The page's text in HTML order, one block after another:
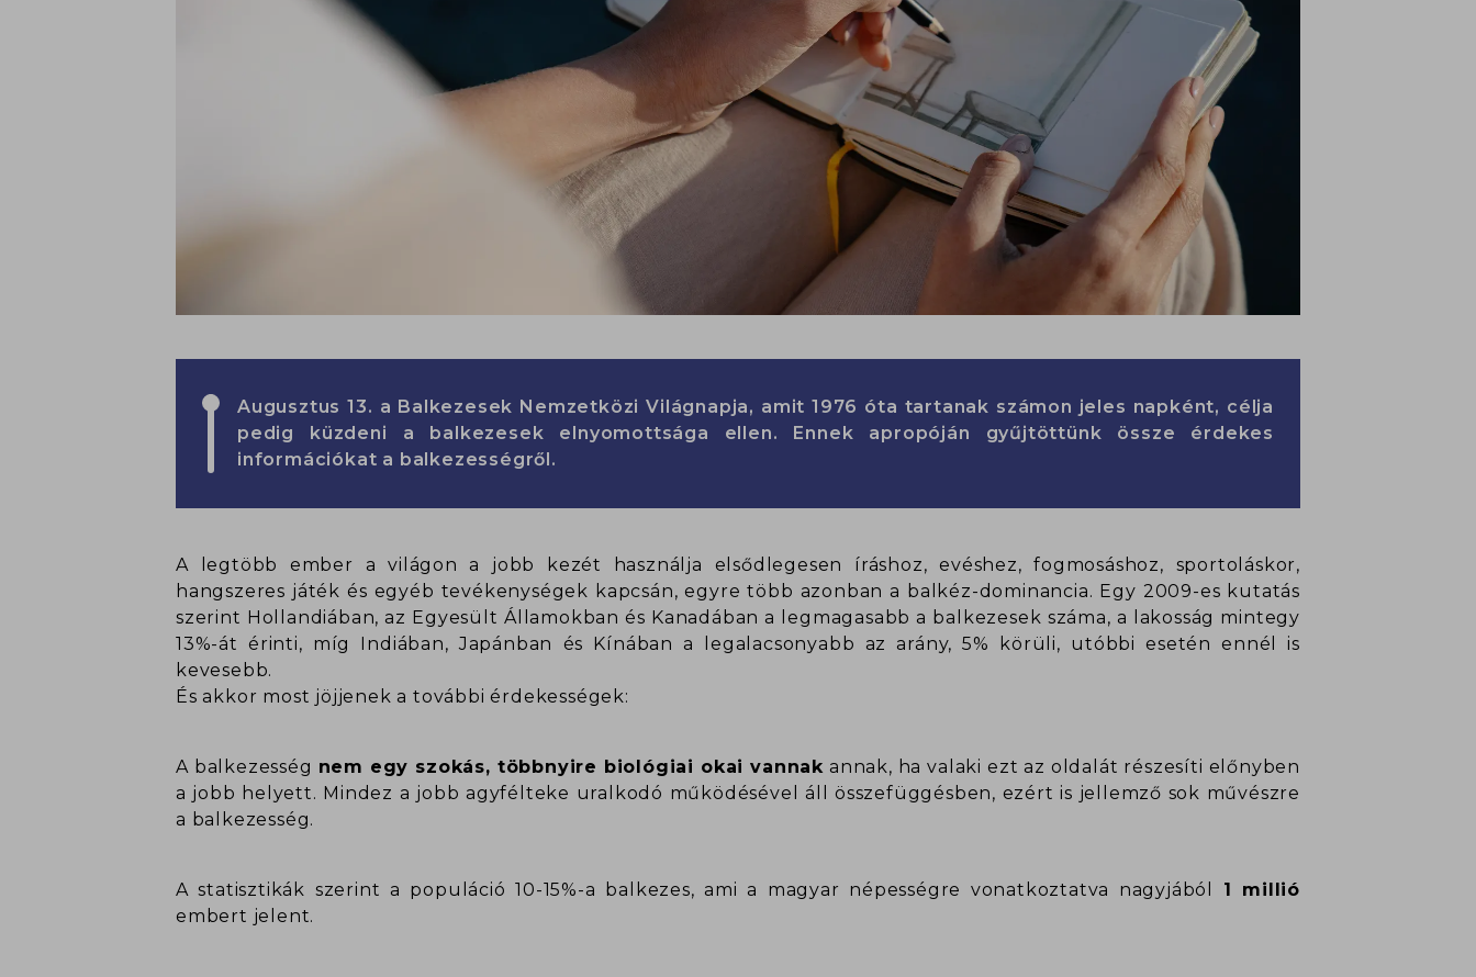
Augusztus 13. a Balkezesek Nemzetközi Világnapja, amit 1976 óta tartanak számon jeles napként, célja
pedig küzdeni a balkezesek elnyomottsága ellen. Ennek apropóján gyűjtöttünk össze érdekes
információkat a balkezességről.
A legtöbb ember a világon a jobb kezét használja elsődlegesen íráshoz, evéshez, fogmosáshoz, sportoláskor,
hangszeres játék és egyéb tevékenységek kapcsán, egyre több azonban a balkéz-dominancia. Egy 2009-es kutatás
szerint Hollandiában, az Egyesült Államokban és Kanadában a legmagasabb a balkezesek száma, a lakosság mintegy
13%-át érinti, míg Indiában, Japánban és Kínában a legalacsonyabb az arány, 5% körüli, utóbbi esetén ennél is
kevesebb.
És akkor most jöjjenek a további érdekességek:
A balkezesség nem egy szokás, többnyire biológiai okai vannak annak, ha valaki ezt az oldalát részesíti előnyben
a jobb helyett. Mindez a jobb agyfélteke uralkodó működésével áll összefüggésben, ezért is jellemző sok művészre
a balkezesség.
A statisztikák szerint a populáció 10-15%-a balkezes, ami a magyar népességre vonatkoztatva nagyjából 1 millió
embert jelent.